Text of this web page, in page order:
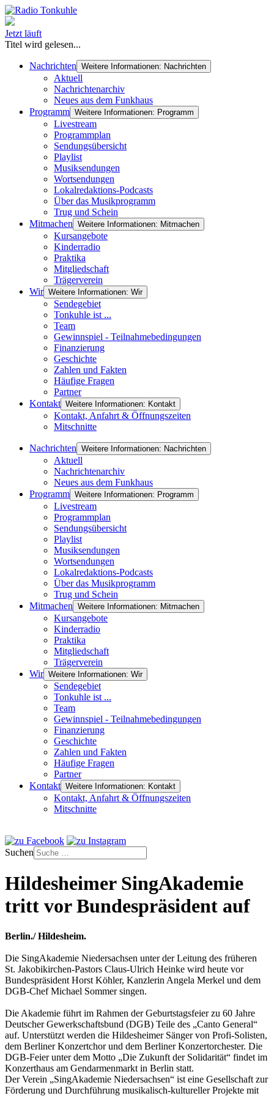
Jetzt läuft
Titel wird gelesen...
Nachrichten Weitere Informationen: Nachrichten
Aktuell
Nachrichtenarchiv
Neues aus dem Funkhaus
Programm Weitere Informationen: Programm
Livestream
Programmplan
Sendungsübersicht
Playlist
Musiksendungen
Wortsendungen
Lokalredaktions-Podcasts
Über das Musikprogramm
Trug und Schein
Mitmachen Weitere Informationen: Mitmachen
Kursangebote
Kinderradio
Praktika
Mitgliedschaft
Trägerverein
Wir Weitere Informationen: Wir
Sendegebiet
Tonkuhle ist ...
Team
Gewinnspiel - Teilnahmebedingungen
Finanzierung
Geschichte
Zahlen und Fakten
Häufige Fragen
Partner
Kontakt Weitere Informationen: Kontakt
Kontakt, Anfahrt & Öffnungszeiten
Mitschnitte
Nachrichten Weitere Informationen: Nachrichten
Aktuell
Nachrichtenarchiv
Neues aus dem Funkhaus
Programm Weitere Informationen: Programm
Livestream
Programmplan
Sendungsübersicht
Playlist
Musiksendungen
Wortsendungen
Lokalredaktions-Podcasts
Über das Musikprogramm
Trug und Schein
Mitmachen Weitere Informationen: Mitmachen
Kursangebote
Kinderradio
Praktika
Mitgliedschaft
Trägerverein
Wir Weitere Informationen: Wir
Sendegebiet
Tonkuhle ist ...
Team
Gewinnspiel - Teilnahmebedingungen
Finanzierung
Geschichte
Zahlen und Fakten
Häufige Fragen
Partner
Kontakt Weitere Informationen: Kontakt
Kontakt, Anfahrt & Öffnungszeiten
Mitschnitte
Suchen
Hildesheimer SingAkademie
tritt vor Bundespräsident auf
Berlin./ Hildesheim.
Die SingAkademie Niedersachsen unter der Leitung des früheren
St. Jakobikirchen-Pastors Claus-Ulrich Heinke wird heute vor
Bundespräsident Horst Köhler, Kanzlerin Angela Merkel und dem
DGB-Chef Michael Sommer singen.
Die Akademie führt im Rahmen der Geburtstagsfeier zu 60 Jahre
Deutscher Gewerkschaftsbund (DGB) Teile des „Canto General“
auf. Unterstützt werden die Hildesheimer Sänger von Profi-Solisten,
dem Berliner Konzertchor und dem Berliner Konzertorchester. Die
DGB-Feier unter dem Motto „Die Zukunft der Solidarität“ findet im
Konzerthaus am Gendarmenmarkt in Berlin statt.
Der Verein „SingAkademie Niedersachsen“ ist eine Gesellschaft zur
Förderung und Durchführung musikalisch-kultureller Projekte mit